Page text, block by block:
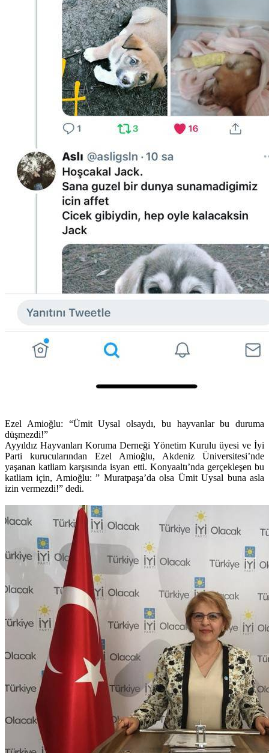
Ezel Amioğlu: “Ümit Uysal olsaydı, bu hayvanlar bu duruma
düşmezdi!”
Ayyıldız Hayvanları Koruma Derneği Yönetim Kurulu üyesi ve İyi
Parti kurucularından Ezel Amioğlu, Akdeniz Üniversitesi’nde
yaşanan katliam karşısında isyan etti. Konyaaltı’nda gerçekleşen bu
katliam için, Amioğlu: ” Muratpaşa’da olsa Ümit Uysal buna asla
izin vermezdi!” dedi.